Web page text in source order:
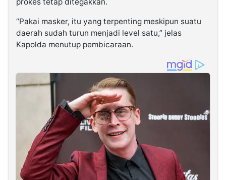
“Pakai masker, itu yang terpenting meskipun suatu
daerah sudah turun menjadi level satu,” jelas
Kapolda menutup pembicaraan.